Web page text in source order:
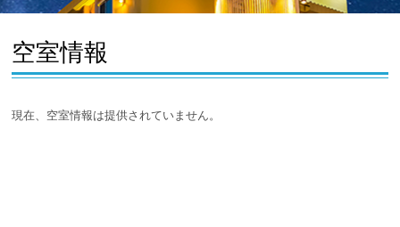
空室情報
現在、空室情報は提供されていません。